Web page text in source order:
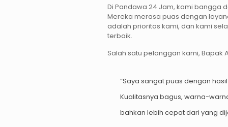
Di Pandawa 24 Jam, kami bangga
Mereka merasa puas dengan
adalah prioritas kami, dan kami
terbaik.
Salah satu pelanggan kami, Bapak
“Saya sangat puas dengan
Kualitasnya bagus, warna-
bahkan lebih cepat dari yang